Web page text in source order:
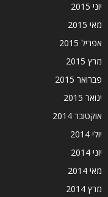
יוני 2015
מאי 2015
אפריל 2015
מרץ 2015
פברואר 2015
ינואר 2015
אוקטובר 2014
יולי 2014
יוני 2014
מאי 2014
מרץ 2014